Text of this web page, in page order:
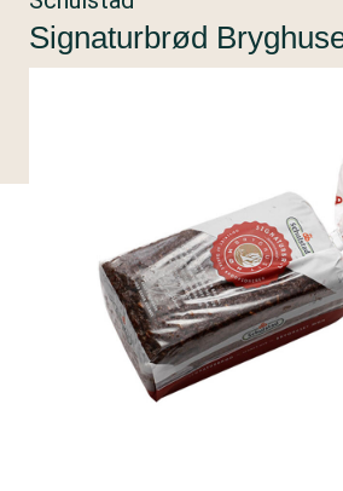
Signaturbrød